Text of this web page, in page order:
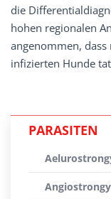
die
hohen regionalen
angenommen,
infizierten Hunde
PARASITEN